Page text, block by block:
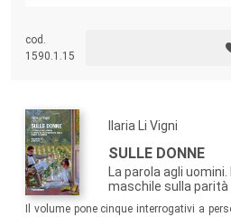
cod.
1590.1.15
Ilaria Li Vigni
SULLE DONNE
La parola agli
maschile sulla parità
Il volume pone cinque interrogativi a